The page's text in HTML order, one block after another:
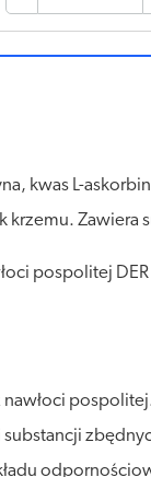
kwas L-
Zawiera
pospolitej